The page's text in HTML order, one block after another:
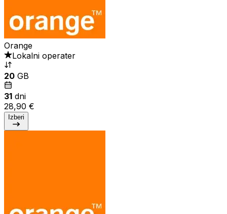
Orange
Lokalni operater
20 GB
31 dni
28,90 €
Izberi